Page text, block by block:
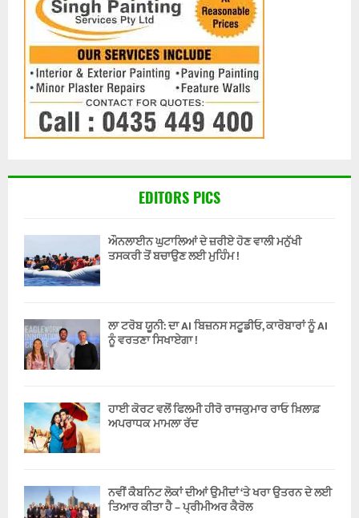
EDITORS PICS
ਔਨਲਾਈਨ ਘੁਟਾਲਿਆਂ ਦੇ ਜ਼ਰੀਏ ਹੋਣ ਵਾਲੀ ਮਨੁੱਖੀ
ਤਸਕਰੀ ਤੋਂ ਬਚਾਉਣ ਲਈ ਮੁਹਿੰਮ !
ਲਾ ਟਰੋਬ ਯੂਨੀ: ਦਾ AI ਬਿਜ਼ਨਸ ਸਟੂਡੀਓ, ਕਾਰੋਬਾਰਾਂ ਨੂੰ AI
ਨੂੰ ਵਰਤਣਾ ਸਿਖਾਏਗਾ !
ਹਾਈ ਕੋਰਟ ਵਲੋਂ ਫਿਲਮੀ ਹੀਰੋ ਰਾਜਕੁਮਾਰ ਰਾਓ ਖ਼ਿਲਾਫ਼
ਅਪਰਾਧਕ ਮਾਮਲਾ ਰੱਦ
ਨਵੀਂ ਕੈਬਨਿਟ ਲੋਕਾਂ ਦੀਆਂ ਉਮੀਦਾਂ ‘ਤੇ ਖਰਾ ਉਤਰਨ ਦੇ ਲਈ
ਤਿਆਰ ਕੀਤਾ ਹੈ – ਪ੍ਰੀਮੀਅਰ ਕੈਰੋਲ